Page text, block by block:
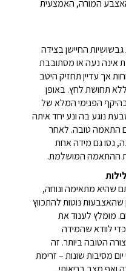
המורה, האמצעית
החיישן בצידה
אינה נעה או מסתובבת
אך עדיין תחזיק היטב
תחושת לחץ. באופן
הפנימי המלא של
נוגע בה ונע יחד איתה
התאמה טובה. לאחר
נסו גם מידה אחת
ההתאמה המושלמת.
שהיא מתאימה ונוחה,
נוטות להתכווץ
מומלץ לענוד את
לוודא שהמידה
הטובה ביותר. זה
מסיבות שונות – זרימת